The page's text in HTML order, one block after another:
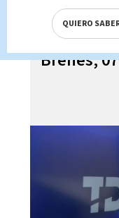
Brenes,
QUIERO